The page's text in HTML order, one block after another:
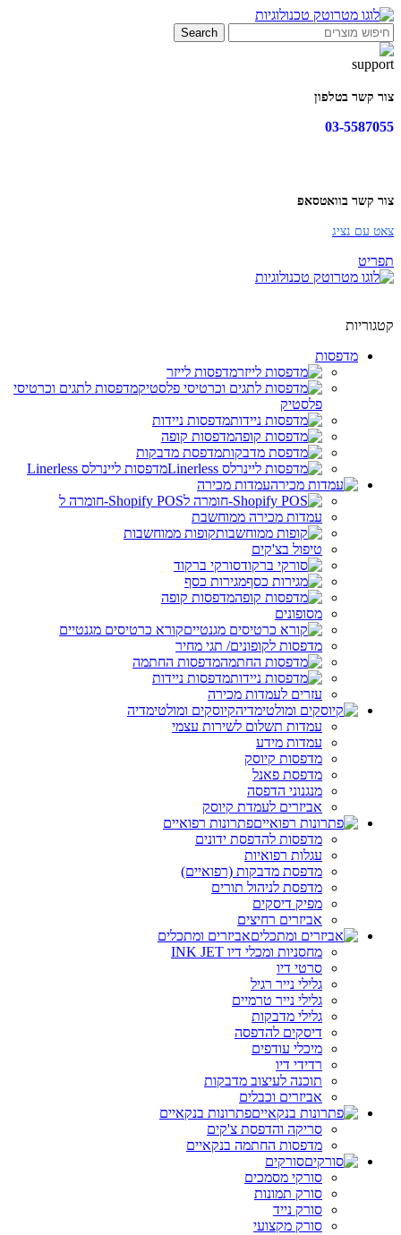
Search
צור קשר בטלפון
03-5587055
צור קשר בוואטסאפ
צאט עם נציג
תפריט
קטגוריות
מדפסות
מדפסות לייזר
מדפסות לתגים וכרטיסי
פלסטיק
מדפסות ניידות
מדפסות קופה
מדפסת מדבקות
מדפסות ליינרלס Linerless
עמדות מכירה
Shopify POS-חומרה ל
עמדות מכירה ממוחשבת
קופות ממוחשבות
טיפול בצ'קים
סורקי ברקוד
מגירות כסף
מדפסות קופה
מסופונים
קורא כרטיסים מגנטיים
מדפסות לקופונים/ תגי מחיר
מדפסות החתמה
מדפסות ניידות
עזרים לעמדות מכירה
קיוסקים ומולטימדיה
עמדות תשלום לשירות עצמי
עמדות מידע
מדפסות קיוסק
מדפסת פאנל
מנגנוני הדפסה
אביזרים לעמדת קיוסק
פתרונות רפואיים
מדפסות להדפסת ידונים
עגלות רפואיות
מדפסת מדבקות (רפואיים)
מדפסת לניהול תורים
מפיק דיסקים
אביזרים רחיצים
אביזרים ומתכלים
מחסניות ומכלי דיו INK JET
סרטי דיו
גלילי נייר רגיל
גלילי נייר טרמיים
גלילי מדבקות
דיסקים להדפסה
מיכלי עודפים
רדידי דיו
תוכנה לעיצוב מדבקות
אביזרים וכבלים
פתרונות בנקאיים
סריקה והדפסת צ'קים
מדפסות החתמה בנקאיים
סורקים
סורקי מסמכים
סורק תמונות
סורק נייד
סורק מקצועי